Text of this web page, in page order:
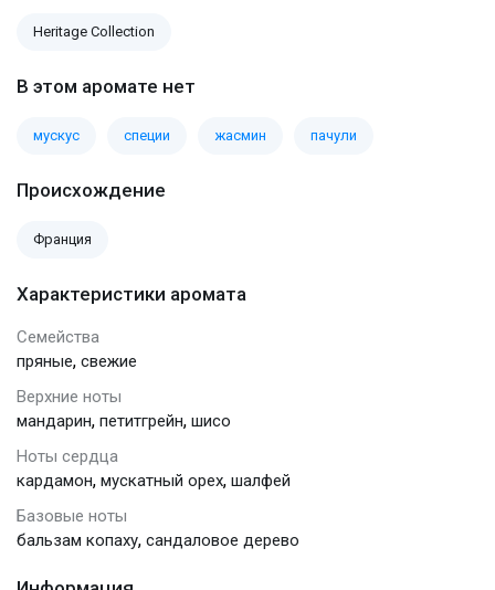
Heritage Collection
В этом аромате нет
мускус специи жасмин пачули
Происхождение
Франция
Характеристики аромата
Семейства
пряные, свежие
Верхние ноты
мандарин, петитгрейн, шисо
Ноты сердца
кардамон, мускатный орех, шалфей
Базовые ноты
бальзам копаху, сандаловое дерево